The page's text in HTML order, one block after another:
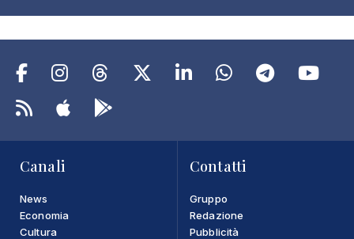
Canali
News
Economia
Cultura
Contatti
Gruppo
Redazione
Pubblicità